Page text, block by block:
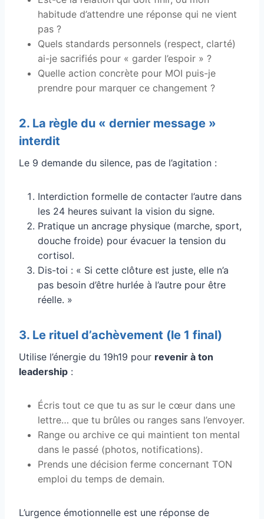
habitude d’attendre une réponse qui ne vient
pas ?
Quels standards personnels (respect, clarté)
ai-je sacrifiés pour « garder l’espoir » ?
Quelle action concrète pour MOI puis-je
prendre pour marquer ce changement ?
2. La règle du « dernier message »
interdit
Le 9 demande du silence, pas de l’agitation :
Interdiction formelle de contacter l’autre dans
les 24 heures suivant la vision du signe.
Pratique un ancrage physique (marche, sport,
douche froide) pour évacuer la tension du
cortisol.
Dis-toi : « Si cette clôture est juste, elle n’a
pas besoin d’être hurlée à l’autre pour être
réelle. »
3. Le rituel d’achèvement (le 1 final)
Utilise l’énergie du 19h19 pour revenir à ton
leadership :
Écris tout ce que tu as sur le cœur dans une
lettre… que tu brûles ou ranges sans l’envoyer.
Range ou archive ce qui maintient ton mental
dans le passé (photos, notifications).
Prends une décision ferme concernant TON
emploi du temps de demain.
L’urgence émotionnelle est une réponse de